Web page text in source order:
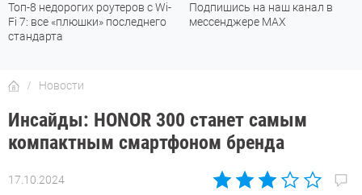
Топ-8 недорогих роутеров с Wi-
Fi 7: все «плюшки» последнего
стандарта
Подпишись на наш канал в
мессенджере МАХ
Новости
Инсайды: HONOR 300 станет самым
компактным смартфоном бренда
17.10.2024
Автор: